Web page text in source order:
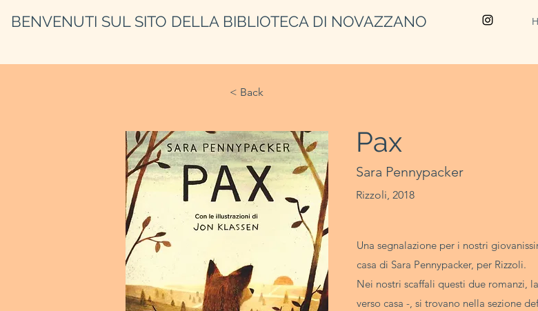
BENVENUTI SUL SITO DELLA BIBLIOTECA DI NOVAZZANO
< Back
Pax
Sara Pennypacker
Rizzoli, 2018
Una segnalazione per i nostri
casa di Sara Pennypacker, per Rizzoli.
Nei nostri scaffali questi due romanzi,
verso casa -, si trovano nella sezione